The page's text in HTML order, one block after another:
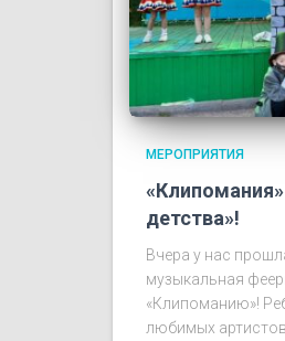
МЕРОПРИЯТИЯ
детства»!
Вчера у нас
музыкальная
«Клипоманию»!
любимых